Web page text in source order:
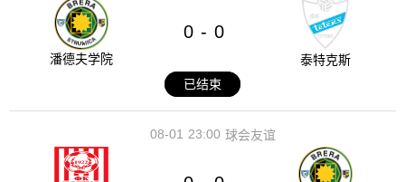
潘德夫学院
0 - 0
泰特克斯
已结束
23:00
08-01 球会友谊